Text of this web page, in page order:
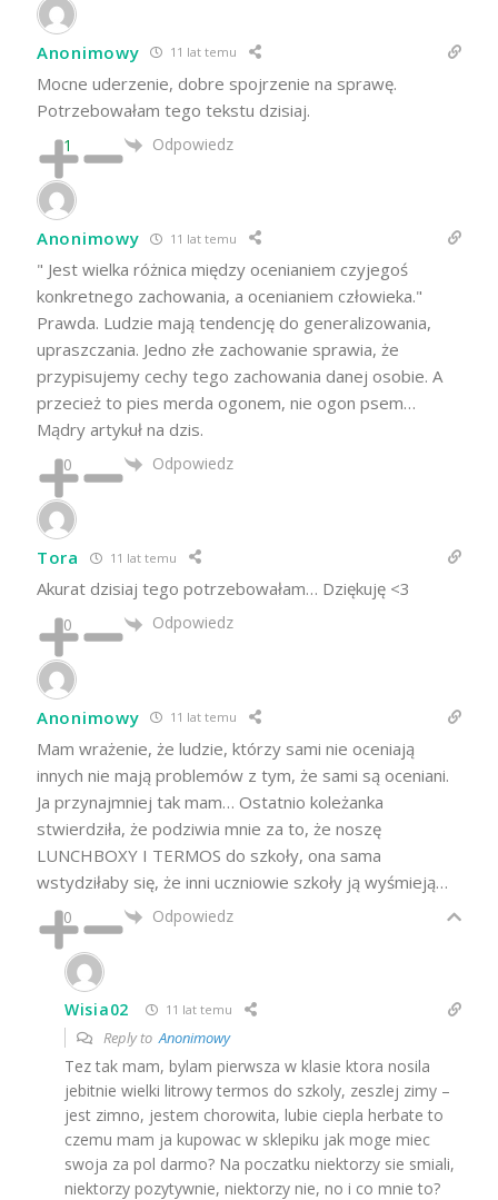
Anonimowy 11 lat temu
Mocne uderzenie, dobre spojrzenie na sprawę.
Potrzebowałam tego tekstu dzisiaj.
1 Odpowiedz
Anonimowy 11 lat temu
" Jest wielka różnica między ocenianiem czyjegoś
konkretnego zachowania, a ocenianiem człowieka."
Prawda. Ludzie mają tendencję do generalizowania,
upraszczania. Jedno złe zachowanie sprawia, że
przypisujemy cechy tego zachowania danej osobie. A
przecież to pies merda ogonem, nie ogon psem…
Mądry artykuł na dzis.
0 Odpowiedz
Tora 11 lat temu
Akurat dzisiaj tego potrzebowałam… Dziękuję <3
0 Odpowiedz
Anonimowy 11 lat temu
Mam wrażenie, że ludzie, którzy sami nie oceniają
innych nie mają problemów z tym, że sami są oceniani.
Ja przynajmniej tak mam… Ostatnio koleżanka
stwierdziła, że podziwia mnie za to, że noszę
LUNCHBOXY I TERMOS do szkoły, ona sama
wstydziłaby się, że inni uczniowie szkoły ją wyśmieją…
0 Odpowiedz
Wisia02 11 lat temu
Reply toAnonimowy
Tez tak mam, bylam pierwsza w klasie ktora nosila
jebitnie wielki litrowy termos do szkoly, zeszlej zimy –
jest zimno, jestem chorowita, lubie ciepla herbate to
czemu mam ja kupowac w sklepiku jak moge miec
swoja za pol darmo? Na poczatku niektorzy sie smiali,
niektorzy pozytywnie, niektorzy nie, no i co mnie to?